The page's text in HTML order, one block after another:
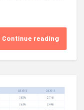
Continue reading